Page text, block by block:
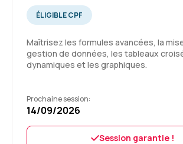
Vision rapide mais approfondie des
abordés
ÉLIGIBLE CPF
Maîtrisez les formules avancées, la
gestion de données, les tableaux
dynamiques et les graphiques.
Prochaine session:
14/09/2026
Session garantie !